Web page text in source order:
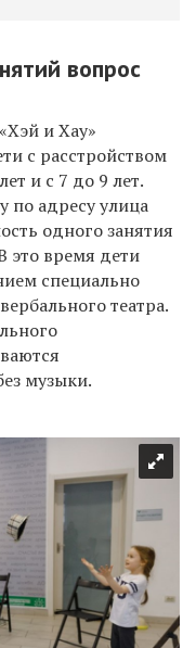
вопрос
и Хау»
с расстройством
и с 7 до 9 лет.
по адресу улица
одного занятия
это время дети
специально
театра.
музыки.